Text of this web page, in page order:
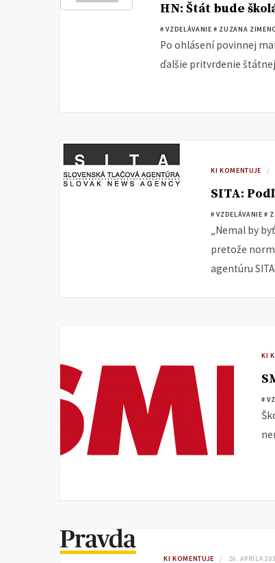
HN: Štát bude
# VZDELÁVANIE # ZUZANA
Po ohlásení povinnej
ďalšie pritvrdenie
KI KOMENTUJE
SITA:
# VZDELÁVANIE #
„Nemal by
pretože
agentúru SITA.
KI
#
KI KOMENTUJE 26. APRÍLA